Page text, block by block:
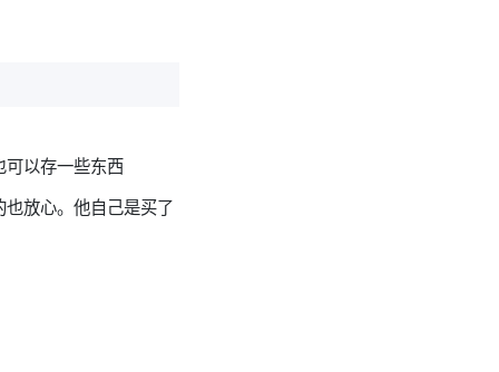
以存一些东西
放心。他自己是买了